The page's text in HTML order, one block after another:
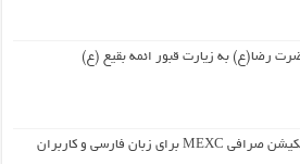
رضا(ع) به زیارت قبور ائمه بقیع (ع)
دانلود اپلیکیشن صرافی MEXC برای زبان فارسی و کاربران